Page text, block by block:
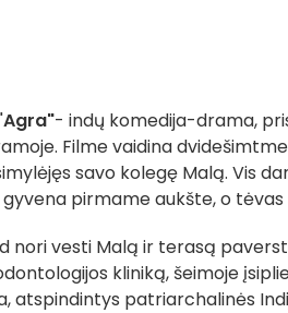
Agra"- indų komedija-drama,
Filme vaidina
savo kolegę Malą. Vis
pirmame aukšte, o
nori vesti Malą ir terasą
kliniką, šeimoje
atspindintys patriarchalinės